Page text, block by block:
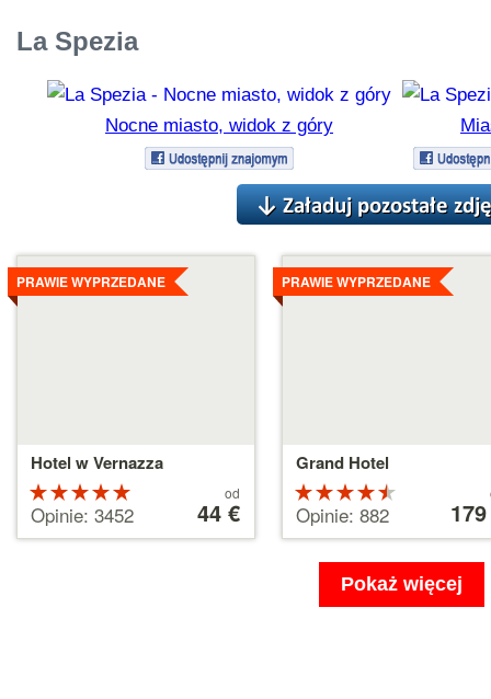
La Spezia
Nocne miasto, widok z góry
Hotel w Vernazza
PRAWIE WYPRZEDANE
5 na 5
gwiazdek
Opinie: 3452
od
44 €
Szczegóły
Grand Hotel
PRAWIE WYPRZEDANE
4.5 na 5
gwiazdek
Opinie: 882 179 €
Szczegóły
Pokaż więcej